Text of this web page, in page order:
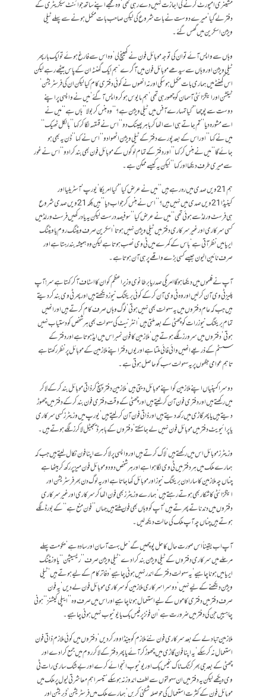
مشینری امپورٹ کرنے کی اجازت نہیں دے رہی تھی‘ وہ مجھے اپنے ساتھ جوائنٹ سیکریٹری کے
دفتر لے گیا‘ میرے دوست نے بات شروع کی لیکن صاحب بات مکمل ہونے سے پہلے ٹیلی
ویژن اسکرین میں گھس گئے۔
وہاں سے واپس آئے تو ان کی توجہ موبائل فون نے کھینچ لی‘ وہ اس سے فارغ ہوئے تو ایک بار پھر
ٹیلی ویژن اور وہاں سے سیدھے موبائل فون میں آ گرے‘ ہم ایک گھنٹہ ان کے پاس بیٹھے رہے لیکن
اس گھنٹے میں ہماری بات مکمل ہو سکی اور نہ انھوں نے کوئی دفتری کام کیا لیکن ان کی فرسٹریشن‘
ٹینشن اور اینگزائٹی آسمان کو چھو رہی تھی‘ ہم مایوس ہو کر واپس آ گئے‘ میں نے واپسی پر اپنے
دوست سے پوچھا ’’کیا تمہارے آفس میں ٹیلی ویژن ہے؟‘‘ وہ ہنس کر بولا ’’ہاں ہے‘‘ میں نے
اسے مشورہ دیا ’’تم جاتے ہی اسے اٹھا کر باہر پھینک دو‘‘ اس نے قہقہہ لگا کر کہا ’’بالکل ٹھیک‘‘
میں نے کہا ’’اور اس کے بعد پورے دفتر کے ٹیلی ویژن اٹھوا دو‘‘ اس نے کہا ’’ڈن یہ بھی ہو
جائے گا‘‘ میں نے ہنس کر کہا ’’اور دفتر کے تمام لوگوں کے موبائل فون بھی بند کرا دو‘‘ اس نے غور
سے میری طرف دیکھا اور کہا ’’لیکن یہ کیسے ممکن ہے۔
ہم 21 ویں صدی میں رہ رہے ہیں‘‘ میں نے عرض کیا ’’کیا امریکا‘ یورپ‘ آسٹریلیا اور
کینیڈا 21ویں صدی میں نہیں ہیں؟‘‘ اس نے ہنس کر جواب دیا ’’ہیں بلکہ 21 ویں صدی شروع
ہی فرسٹ ورلڈ سے ہوئی تھی‘‘ میں نے عرض کیا ’’سو فیصد درست لیکن یہ یاد رکھیں فرسٹ ورلڈ میں
کسی سرکاری اور غیرسرکاری دفتر میں ٹیلی ویژن نہیں ہوتا‘ اسکرین صرف ویٹنگ روم یا ویٹنگ
ایریا میں نظر آتی ہے‘ باس کے کمرے میں ٹی وی نصب ہوتا ہے لیکن وہ ہمیشہ بند رہتا ہے اور
صرف نائین الیون جیسے کسی بڑے واقعے پر ہی آن ہوتا ہے۔
آپ نے فلموں میں دیکھا ہوگا امریکی صدر یا برطانوی وزیراعظم کو ان کا اسٹاف آ کر کہتا ہے سر! آپ
پلیز ٹی وی آن کر لیں اور وہ ٹی وی آن کر کے کوئی بریکنگ نیوز دیکھتے ہیں اور پھر ٹی وی بند کر دیتے
ہیں جب کہ عام دفتروں میں یہ سہولت بھی نہیں ہوتی‘ لوگ وہاں صرف کام کرتے ہیں اور انھیں
تمام بریکنگ نیوز رات کو چھٹی کے بعد ملتی ہیں‘انٹرنیٹ کی سہولت بھی ہر شخص کو دستیاب نہیں
ہوتی‘ دفتروں میں سرورز لگے ہوتے ہیں‘ ملازمین کا فون نمبر اس میں ایڈ ہوتا ہے اور دفتر کے
سسٹم کے ذریعے انھیں وائی فائی ملتا ہے اور یوں دفتر اپنے ملازمین کے موبائل پر نظر رکھتا ہے
تاہم عوامی جگہوں پر یہ سہولت سب کو حاصل ہوتی ہے۔
دوسرا کمپنیاں اپنے ملازمین کو اپنے موبائل دیتی ہیں‘ ملازمین دفتر پہنچ کر ذاتی موبائل بند کر کے لاکر
میں رکھتے ہیں اور دفتری فون آن کر لیتے ہیں اور چھٹی کے وقت دفتری فون بند کر کے دفتر میں چھوڑ
دیتے ہیں یا پھر گاڑی میں رکھ دیتے ہیں اور ذاتی فون آن کر لیتے ہیں‘ یورپ میں وزیٹرز کسی سرکاری
یا پرائیویٹ دفتر میں موبائل فون نہیں لے جا سکتے‘ دفتروں کے باہر ڈیجیٹل لاکرز لگے ہوتے ہیں۔
وزیٹرز موبائل اس میں رکھتے ہیں‘ لاک کرتے ہیں اور واپسی پر لاکر سے اپنا فون نکال لیتے ہیں جب کہ
ہمارے ملک میں ہر دفتر میں ٹی وی لگا ہوا ہے اور ہر شخص دو دو موبائل فون میز پر رکھ کر بیٹھا ہے
چناں چہ ملازمین کا سارا دن بریکنگ نیوز اور موبائل کھا جاتا ہے اور یہ لوگ دن بھر فرسٹریشن اور
اینگزائٹی کا شکار بھی ہوتے رہتے ہیں‘ ہمارے وزیٹرز بھی فون اٹھا کر سرکاری اور غیرسرکاری
دفتروں میں دندناتے پھرتے ہیں‘ آپ کو وہاں بھی فون ملتے ہیں جہاں ’’فون منع ہے‘‘ کے بورڈ لگے
ہوتے ہیں چناں چہ آپ ملک کی حالت دیکھ لیں۔
آپ اب یقیناً اس صورت حال کا حل پوچھیں گے‘ حل بہت آسان اور سادہ ہے‘ حکومت پہلے
مرحلے میں سرکاری دفتروں کے ٹیلی ویژن بند کرا دے‘ ٹیلی ویژن صرف ’’ریسیپشن‘‘ یا وزیٹنگ
ایریا میں ہونا چاہیے‘ یہ سہولت دفتر کے اندر نہیں ہونی چاہیے‘دفاتر کام کے لیے ہوتے ہیں‘ ٹیلی
ویژن دیکھنے کے لیے نہیں‘ دوسرا سرکاری ملازمین کو سرکاری موبائل فون لے دیں‘ یہ فون
صرف دفتر میں دفتری کاموں کے لیے استعمال ہونا چاہیے اور اس میں صرف وہ ’’ایپلی کیشنز‘‘ ہونی
چاہییں جن کی دفتر میں ضرورت ہے‘ ان فونز پر فیس بک یا یوٹیوب نہیں ہونی چاہیے۔
ملازمین تبادلے کے بعد سرکاری فون نئے ملازم کو ہینڈاوور کر دیں‘ دفتروں میں کوئی ملازم ذاتی فون
استعمال نہ کر سکے‘ یہ اپنا فون گاڑی میں چھوڑ کر آئے یا پھر دفتر کے لاکر روم میں جمع کرا دے اور
چھٹی کے بعد جی بھر کر ٹک ٹاک‘ فیس بک اور یوٹیوب انجوائے کرے اور بے شک ساری رات ٹی
وی دیکھے لیکن یہ دفتر میں ان سہولتوں سے لطف اندوز نہ ہو سکے‘ تیسرا ہم معاشرتی لیول پر ملک میں
موبائل فون کے کثرت استعمال کی حوصلہ شکنی کریں‘ ہمارے ملک میں فرسٹریشن‘ ڈپریشن اور